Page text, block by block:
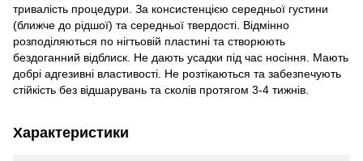
тривалість процедури. За консистенцією середньої густини
(ближче до рідшої) та середньої твердості. Відмінно
розподіляються по нігтьовій пластині та створюють
бездоганний відблиск. Не дають усадки під час носіння. Мають
добрі адгезивні властивості. Не розтікаються та забезпечують
стійкість без відшарувань та сколів протягом 3-4 тижнів.
Характеристики